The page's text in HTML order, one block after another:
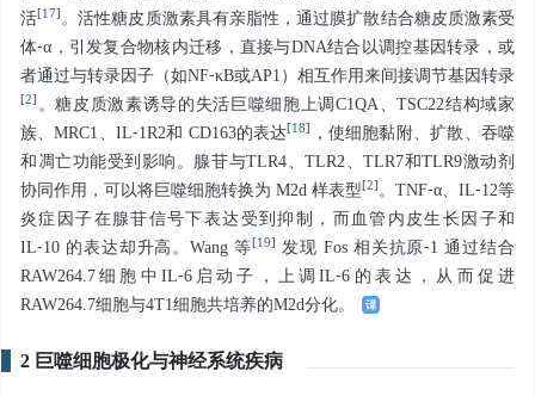
活[17] 。活性糖皮质激素具有亲脂性，通过膜扩散结合糖皮质激素受
体⁃α，引发复合物核内迁移，直接与DNA结合以调控基因转录，或
者通过与转录因子（如NF⁃κB或AP1）相互作用来间接调节基因转录
[2] 。糖皮质激素诱导的失活巨噬细胞上调C1QA、TSC22结构域家
族、MRC1、IL⁃1R2和 CD163的表达[18]
，使细胞黏附、扩散、吞噬
和凋亡功能受到影响。腺苷与TLR4、TLR2、TLR7和TLR9激动剂
协同作用，可以将巨噬细胞转换为 M2d 样表型[2] 。TNF⁃α、IL⁃12等
炎症因子在腺苷信号下表达受到抑制，而血管内皮生长因子和
IL⁃10 的表达却升高。Wang 等[19]
发现 Fos 相关抗原⁃1 通过结合
RAW264.7细胞中IL⁃6启动子，上调IL⁃6的表达，从而促进
RAW264.7细胞与4T1细胞共培养的M2d分化。
2 巨噬细胞极化与神经系统疾病